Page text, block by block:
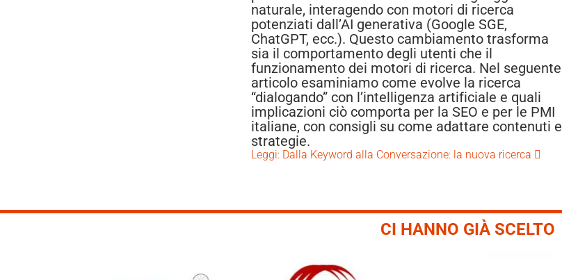
naturale, interagendo con motori di ricerca
potenziati dall’AI generativa (Google SGE,
ChatGPT, ecc.). Questo cambiamento trasforma
sia il comportamento degli utenti che il
funzionamento dei motori di ricerca. Nel seguente
articolo esaminiamo come evolve la ricerca
“dialogando” con l’intelligenza artificiale e quali
implicazioni ciò comporta per la SEO e per le PMI
italiane, con consigli su come adattare contenuti e
strategie.
Leggi: Dalla Keyword alla Conversazione: la nuova ricerca
CI HANNO GIÀ SCELTO